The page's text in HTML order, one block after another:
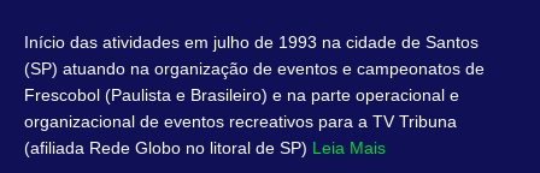
Início das atividades em julho de 1993 na cidade de Santos
(SP) atuando na organização de eventos e campeonatos de
Frescobol (Paulista e Brasileiro) e na parte operacional e
organizacional de eventos recreativos para a TV Tribuna
(afiliada Rede Globo no litoral de SP) Leia Mais